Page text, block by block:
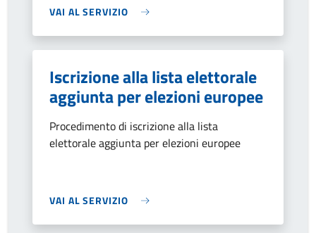
VAI AL SERVIZIO
Iscrizione alla lista elettorale
aggiunta per elezioni europee
Procedimento di iscrizione alla lista
elettorale aggiunta per elezioni europee
VAI AL SERVIZIO